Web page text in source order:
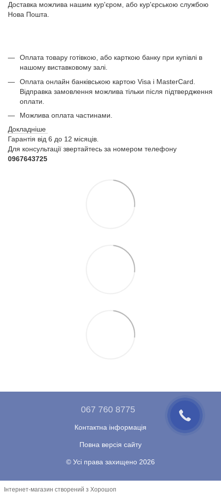
Доставка можлива нашим кур'єром, або кур'єрською службою
Нова Пошта.
Оплата товару готівкою, або карткою банку при купівлі в
нашому виставковому залі.
Оплата онлайн банківською картою Visa і MasterCard.
Відправка замовлення можлива тільки після підтвердження
оплати.
Можлива оплата частинами.
Докладніше
Гарантія від 6 до 12 місяців.
Для консультації звертайтесь за номером телефону
0967643725
067 760 8775
Контактна інформація
Повна версія сайту
© Усі права захищено 2026
Інтернет-магазин створений з Хорошоп